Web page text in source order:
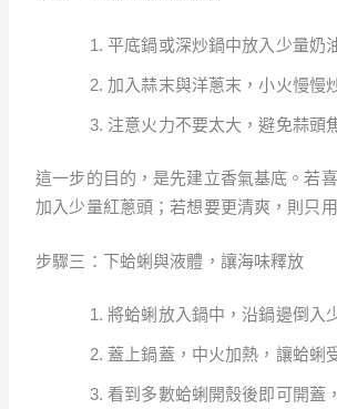
平底鍋或深炒鍋中放入少量奶
加入蒜末與洋蔥末，小火慢慢
注意火力不要太大，避免蒜頭
這一步的目的，是先建立香氣基底。若
加入少量紅蔥頭；若想要更清爽，則只
步驟三：下蛤蜊與液體，讓海味釋放
將蛤蜊放入鍋中，沿鍋邊倒入
蓋上鍋蓋，中火加熱，讓蛤蜊
看到多數蛤蜊開殼後即可開蓋